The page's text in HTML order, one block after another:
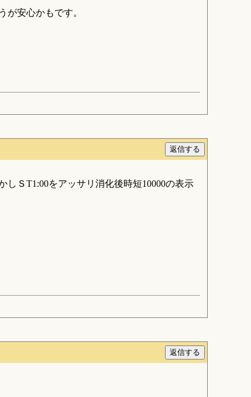
安心かもです。
ＳT1:00をアッサリ消化後時短10000の表示